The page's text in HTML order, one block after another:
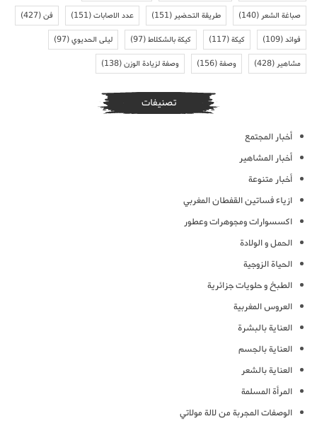
صباغة الشعر(140) طريقة التحضير(151) عدد الاصابات(151) فن(427)
فوائد(109) كيكة(117) كيكة بالشكلاط(97) ليلى الحديوي(97)
مشاهير(428) وصفة(156) وصفة لزيادة الوزن(138)
تصنيفات
أخبار المجتمع
أخبار المشاهير
أخبار متنوعة
ازياء فساتين القفطان المغربي
اكسسوارات ومجوهرات وعطور
الحمل و الولادة
الحياة الزوجية
الطبخ و حلويات جزائرية
العروس المغربية
العناية بالبشرة
العناية بالجسم
العناية بالشعر
المرأة المسلمة
الوصفات المجربة من لالة مولاتي